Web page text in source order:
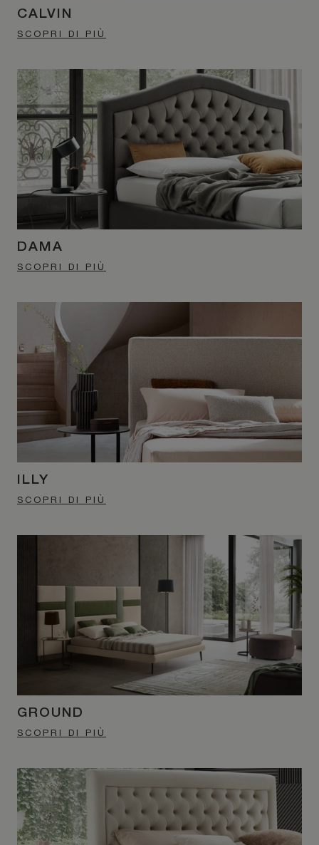
CALVIN
SCOPRI DI PIÙ
DAMA
SCOPRI DI PIÙ
ILLY
SCOPRI DI PIÙ
GROUND
SCOPRI DI PIÙ